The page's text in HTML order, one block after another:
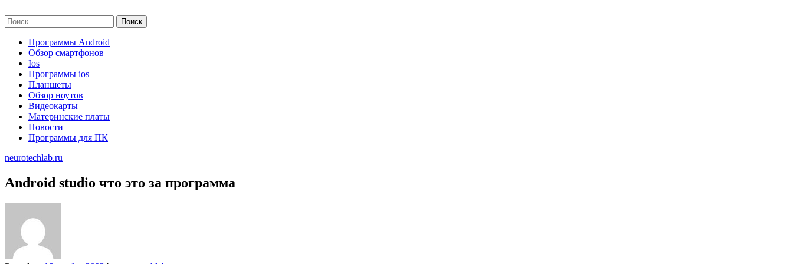
to
content
Найти:
Программы Android
Обзор смартфонов
Ios
Программы ios
Планшеты
Обзор ноутов
Видеокарты
Материнские платы
Новости
Программы для ПК
neurotechlab.ru
Android studio что это за программа